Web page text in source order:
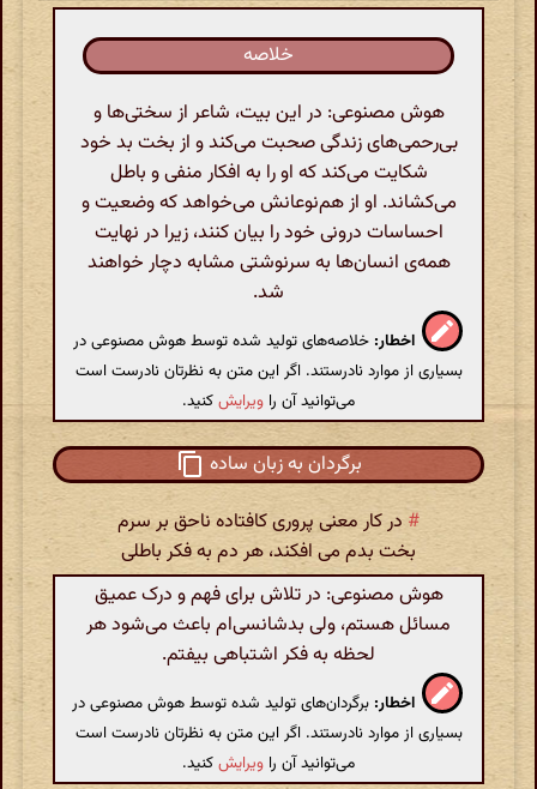
خلاصه
هوش مصنوعی: در این بیت، شاعر از سختی‌ها و
بی‌رحمی‌های زندگی صحبت می‌کند و از بخت بد خود
شکایت می‌کند که او را به افکار منفی و باطل
می‌کشاند. او از هم‌نوعانش می‌خواهد که وضعیت و
احساسات درونی خود را بیان کنند، زیرا در نهایت
همه‌ی انسان‌ها به سرنوشتی مشابه دچار خواهند
شد.
اخطار: خلاصه‌های تولید شده توسط هوش مصنوعی در
بسیاری از موارد نادرستند. اگر این متن به نظرتان نادرست است
می‌توانید آن را ویرایشکنید.
برگردان به زبان ساده
# در کار معنی پروری کافتاده ناحق بر سرم
بخت بدم می افکند، هر دم به فکر باطلی
هوش مصنوعی: در تلاش برای فهم و درک عمیق
مسائل هستم، ولی بدشانسی‌ام باعث می‌شود هر
لحظه به فکر اشتباهی بیفتم.
اخطار: برگردان‌های تولید شده توسط هوش مصنوعی در
بسیاری از موارد نادرستند. اگر این متن به نظرتان نادرست است
می‌توانید آن را ویرایشکنید.